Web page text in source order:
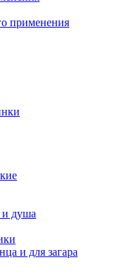
применения
и душа
и для загара